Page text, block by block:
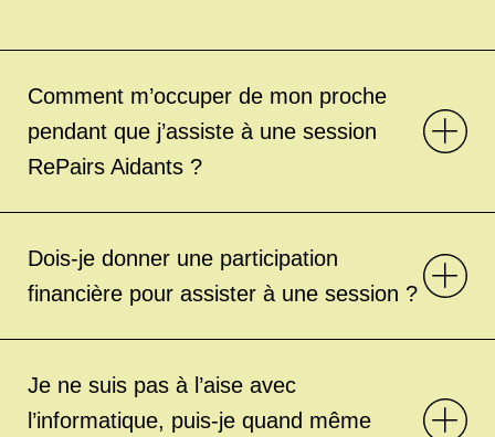
Comment m’occuper de mon proche
pendant que j’assiste à une session
RePairs Aidants ?
Dois-je donner une participation
financière pour assister à une session ?
Je ne suis pas à l’aise avec
l’informatique, puis-je quand même